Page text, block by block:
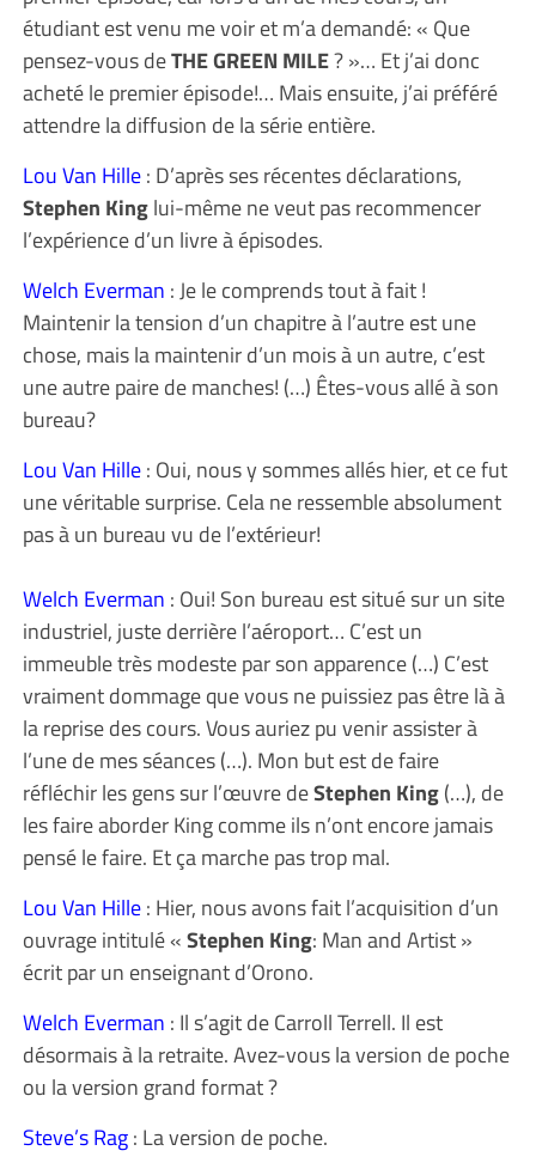
étudiant est venu me voir et m’a demandé: « Que
pensez-vous deTHE GREEN MILE? »… Et j’ai donc
acheté le premier épisode!… Mais ensuite, j’ai préféré
attendre la diffusion de la série entière.
Lou Van Hille: D’après ses récentes déclarations,
Stephen Kinglui-même ne veut pas recommencer
l’expérience d’un livre à épisodes.
Welch Everman : Je le comprends tout à fait !
Maintenir la tension d’un chapitre à l’autre est une
chose, mais la maintenir d’un mois à un autre, c’est
une autre paire de manches! (…) Êtes-vous allé à son
bureau?
Lou Van Hille: Oui, nous y sommes allés hier, et ce fut
une véritable surprise. Cela ne ressemble absolument
pas à un bureau vu de l’extérieur!
Welch Everman : Oui! Son bureau est situé sur un site
industriel, juste derrière l’aéroport… C’est un
immeuble très modeste par son apparence (…) C’est
vraiment dommage que vous ne puissiez pas être là à
la reprise des cours. Vous auriez pu venir assister à
l’une de mes séances (…). Mon but est de faire
réfléchir les gens sur l’œuvre deStephen King(…), de
les faire aborder King comme ils n’ont encore jamais
pensé le faire. Et ça marche pas trop mal.
Lou Van Hille: Hier, nous avons fait l’acquisition d’un
ouvrage intitulé «Stephen King: Man and Artist »
écrit par un enseignant d’Orono.
Welch Everman : Il s’agit de Carroll Terrell. Il est
désormais à la retraite. Avez-vous la version de poche
ou la version grand format ?
Steve’s Rag: La version de poche.